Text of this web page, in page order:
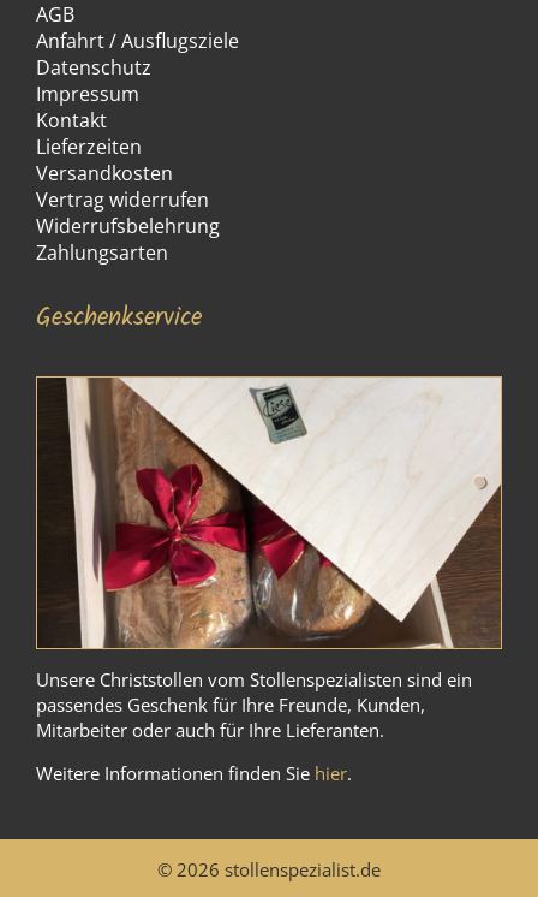
AGB
Anfahrt / Ausflugsziele
Datenschutz
Impressum
Kontakt
Lieferzeiten
Versandkosten
Vertrag widerrufen
Widerrufsbelehrung
Zahlungsarten
Geschenkservice
Unsere Christstollen vom Stollenspezialisten sind ein
passendes Geschenk für Ihre Freunde, Kunden,
Mitarbeiter oder auch für Ihre Lieferanten.
Weitere Informationen finden Sie hier.
© 2026 stollenspezialist.de